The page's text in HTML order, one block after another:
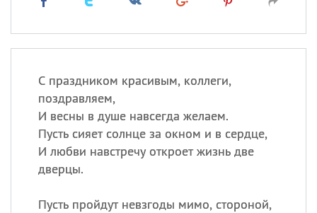
С праздником красивым, коллеги,
поздравляем,
И весны в душе навсегда желаем.
Пусть сияет солнце за окном и в сердце,
И любви навстречу откроет жизнь две
дверцы.
Пусть пройдут невзгоды мимо, стороной,